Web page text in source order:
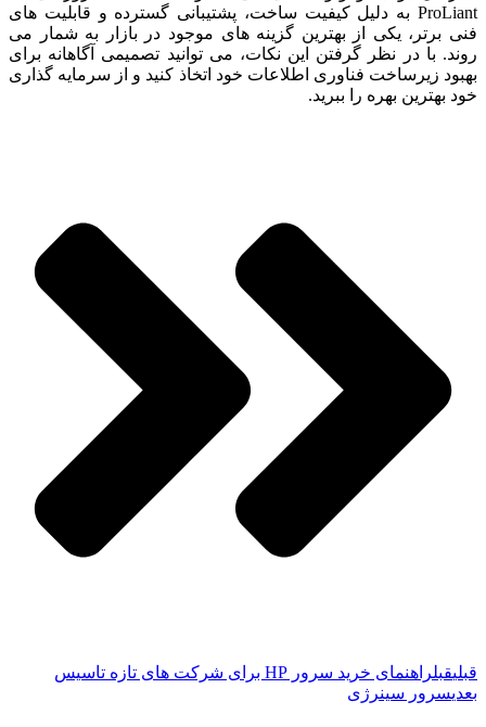
ProLiant به دلیل کیفیت ساخت، پشتیبانی گسترده و قابلیت‌ های
فنی برتر، یکی از بهترین گزینه‌ های موجود در بازار به شمار می‌
روند. با در نظر گرفتن این نکات، می‌ توانید تصمیمی آگاهانه برای
بهبود زیرساخت فناوری اطلاعات خود اتخاذ کنید و از سرمایه‌ گذاری
خود بهترین بهره را ببرید.
قبلیقبلراهنمای خرید سرور HP برای شرکت های تازه تاسیس
بعدیسرور سینرژی